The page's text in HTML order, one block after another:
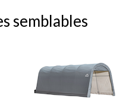
semblables